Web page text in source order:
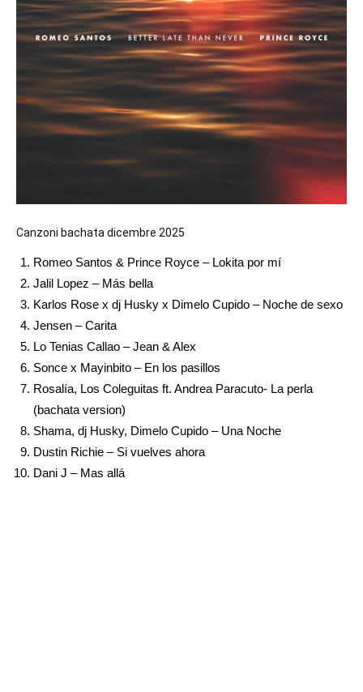
Canzoni bachata dicembre 2025
Romeo Santos & Prince Royce – Lokita por mí
Jalil Lopez – Más bella
Karlos Rose x dj Husky x Dimelo Cupido – Noche de sexo
Jensen – Carita
Lo Tenias Callao – Jean & Alex
Sonce x Mayinbito – En los pasillos
Rosalía, Los Coleguitas ft. Andrea Paracuto- La perla
(bachata version)
Shama, dj Husky, Dimelo Cupido – Una Noche
Dustin Richie – Si vuelves ahora
Dani J – Mas allá